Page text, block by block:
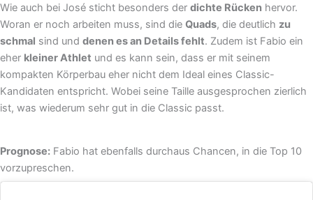
Wie auch bei José sticht besonders der dichte Rücken hervor.
Woran er noch arbeiten muss, sind die Quads, die deutlich zu
schmal sind und denen es an Details fehlt. Zudem ist Fabio ein
eher kleiner Athlet und es kann sein, dass er mit seinem
kompakten Körperbau eher nicht dem Ideal eines Classic-
Kandidaten entspricht. Wobei seine Taille ausgesprochen zierlich
ist, was wiederum sehr gut in die Classic passt.
Prognose: Fabio hat ebenfalls durchaus Chancen, in die Top 10
vorzupreschen.